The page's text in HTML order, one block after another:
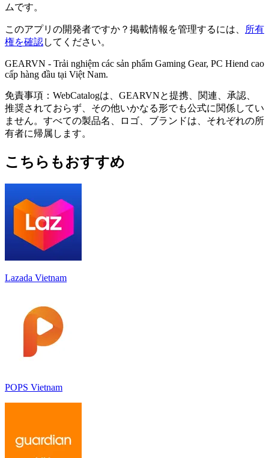
ムです。
このアプリの開発者ですか？掲載情報を管理するには、
所有
権を確認してください。
GEARVN - Trải nghiệm các sản phẩm Gaming Gear, PC Hiend cao
cấp hàng đầu tại Việt Nam.
免責事項：WebCatalogは、GEARVNと提携、関連、承認、
推奨されておらず、その他いかなる形でも公式に関係してい
ません。すべての製品名、ロゴ、ブランドは、それぞれの所
有者に帰属します。
こちらもおすすめ
Lazada Vietnam
POPS Vietnam